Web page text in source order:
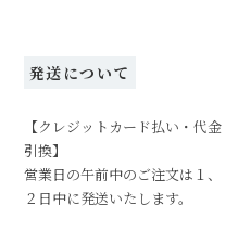
発送について
【クレジットカード払い・代金
引換】
営業日の午前中のご注文は１、
２日中に発送いたします。